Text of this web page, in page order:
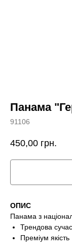
Панама
91106
450,00 грн.
ОПИС
Панама з
Трендова
Преміум якість